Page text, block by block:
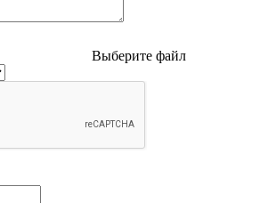
Выберите файл